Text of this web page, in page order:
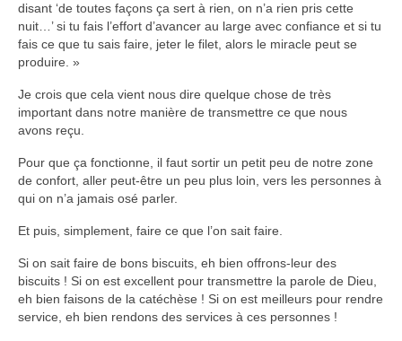
disant ‘de toutes façons ça sert à rien, on n’a rien pris cette
nuit…’ si tu fais l’effort d’avancer au large avec confiance et si tu
fais ce que tu sais faire, jeter le filet, alors le miracle peut se
produire. »
Je crois que cela vient nous dire quelque chose de très
important dans notre manière de transmettre ce que nous
avons reçu.
Pour que ça fonctionne, il faut sortir un petit peu de notre zone
de confort, aller peut-être un peu plus loin, vers les personnes à
qui on n’a jamais osé parler.
Et puis, simplement, faire ce que l’on sait faire.
Si on sait faire de bons biscuits, eh bien offrons-leur des
biscuits ! Si on est excellent pour transmettre la parole de Dieu,
eh bien faisons de la catéchèse ! Si on est meilleurs pour rendre
service, eh bien rendons des services à ces personnes !